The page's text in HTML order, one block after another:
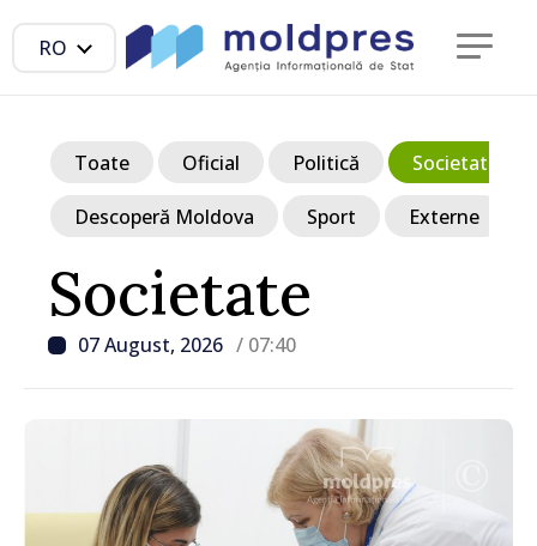
RO
Societate
07 August, 2026 / 07:40
Toate Oficial Politică Societate
Descoperă Moldova Sport Externe